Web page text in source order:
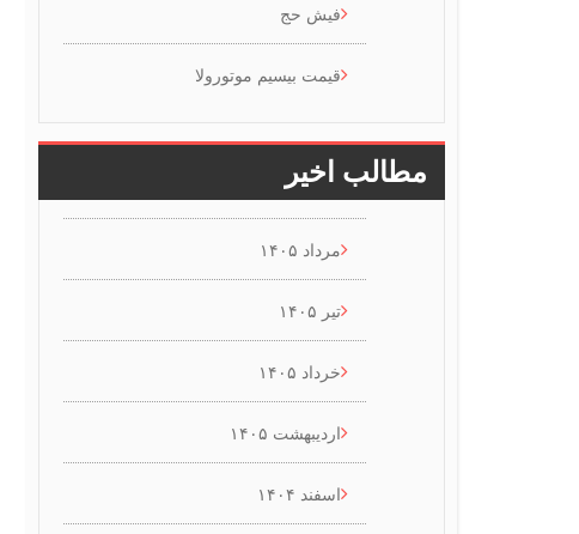
فیش حج
قیمت بیسیم موتورولا
مطالب اخیر
مرداد ۱۴۰۵
تیر ۱۴۰۵
خرداد ۱۴۰۵
اردیبهشت ۱۴۰۵
اسفند ۱۴۰۴